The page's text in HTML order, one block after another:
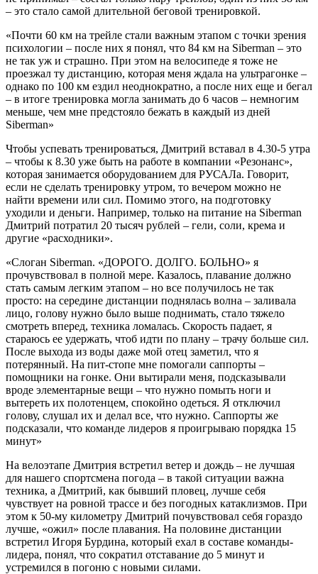
– это стало самой длительной беговой тренировкой.
«Почти 60 км на трейле стали важным этапом с точки зрения
психологии – после них я понял, что 84 км на Siberman – это
не так уж и страшно. При этом на велосипеде я тоже не
проезжал ту дистанцию, которая меня ждала на ультрагонке –
однако по 100 км ездил неоднократно, а после них еще и бегал
– в итоге тренировка могла занимать до 6 часов – немногим
меньше, чем мне предстояло бежать в каждый из дней
Siberman»
Чтобы успевать тренироваться, Дмитрий вставал в 4.30-5 утра
– чтобы к 8.30 уже быть на работе в компании «Резонанс»,
которая занимается оборудованием для РУСАЛа. Говорит,
если не сделать тренировку утром, то вечером можно не
найти времени или сил. Помимо этого, на подготовку
уходили и деньги. Например, только на питание на Siberman
Дмитрий потратил 20 тысяч рублей – гели, соли, крема и
другие «расходники».
«Слоган Siberman. «ДОРОГО. ДОЛГО. БОЛЬНО» я
прочувствовал в полной мере. Казалось, плавание должно
стать самым легким этапом – но все получилось не так
просто: на середине дистанции поднялась волна – заливала
лицо, голову нужно было выше поднимать, стало тяжело
смотреть вперед, техника ломалась. Скорость падает, я
стараюсь ее удержать, чтоб идти по плану – трачу больше сил.
После выхода из воды даже мой отец заметил, что я
потерянный. На пит-стопе мне помогали саппорты –
помощники на гонке. Они вытирали меня, подсказывали
вроде элементарные вещи – что нужно помыть ноги и
вытереть их полотенцем, спокойно одеться. Я отключил
голову, слушал их и делал все, что нужно. Саппорты же
подсказали, что команде лидеров я проигрываю порядка 15
минут»
На велоэтапе Дмитрия встретил ветер и дождь – не лучшая
для нашего спортсмена погода – в такой ситуации важна
техника, а Дмитрий, как бывший пловец, лучше себя
чувствует на ровной трассе и без погодных катаклизмов. При
этом к 50-му километру Дмитрий почувствовал себя гораздо
лучше, «ожил» после плавания. На половине дистанции
встретил Игоря Бурдина, который ехал в составе команды-
лидера, понял, что сократил отставание до 5 минут и
устремился в погоню с новыми силами.